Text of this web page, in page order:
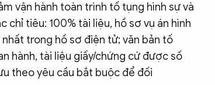
vận hành toàn trình tố tụng hình sự và
chỉ tiêu: 100% tài liệu, hồ sơ vụ án hình
trong hồ sơ điện tử; văn bản tố
hành, tài liệu giấy/chứng cứ được số
theo yêu cầu bắt buộc để đối